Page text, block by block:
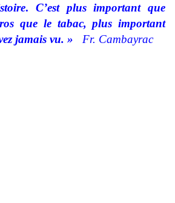
.C’est plus important que
que le tabac, plus important
jamais vu. »
Fr. Cambayrac